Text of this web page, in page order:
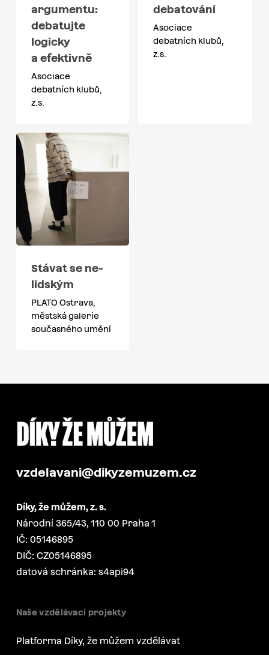
argumentu:
debatujte
logicky
a efektivně
Asociace
debatních klubů,
z.s.
debatování
Asociace
debatních klubů,
z.s.
Stávat se ne-
lidským
PLATO Ostrava,
městská galerie
současného umění
vzdelavani@dikyzemuzem.cz
Díky, že můžem, z. s.
Národní 365/43, 110 00 Praha 1
IČ: 05146895
DIČ: CZ05146895
datová schránka: s4api94
Naše vzdělávací projekty
Platforma Díky, že můžem vzdělávat